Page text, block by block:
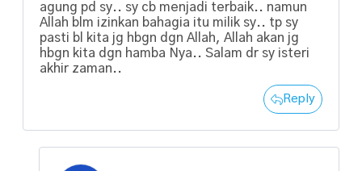
agung pd sy.. sy cb menjadi terbaik.. namun
Allah blm izinkan bahagia itu milik sy.. tp sy
pasti bl kita jg hbgn dgn Allah, Allah akan jg
hbgn kita dgn hamba Nya.. Salam dr sy isteri
akhir zaman..
Reply